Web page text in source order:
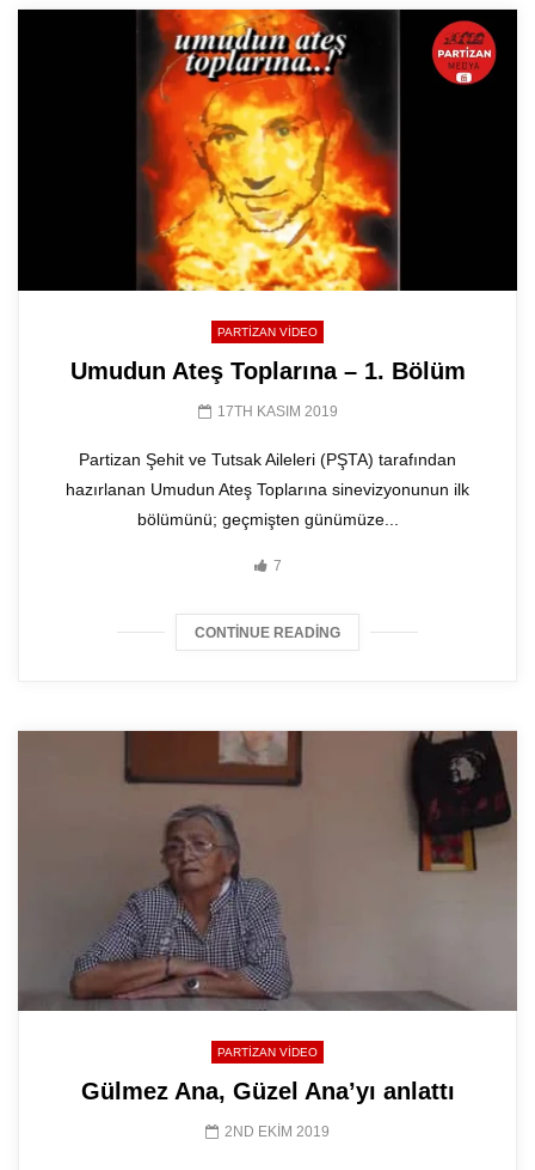
PARTIZAN VIDEO
Umudun Ateş Toplarına – 1. Bölüm
17TH KASIM 2019
Partizan Şehit ve Tutsak Aileleri (PŞTA) tarafından
hazırlanan Umudun Ateş Toplarına sinevizyonunun ilk
bölümünü; geçmişten günümüze...
7
CONTINUE READING
PARTIZAN VIDEO
Gülmez Ana, Güzel Ana’yı anlattı
2ND EKIM 2019